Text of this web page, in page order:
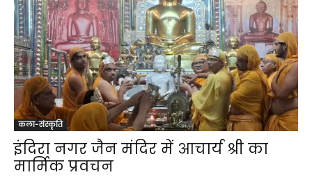
कला-संस्कृति
इंदिरा नगर जैन मंदिर में आचार्य श्री का
मार्मिक प्रवचन